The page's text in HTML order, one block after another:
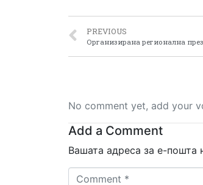
PREVIOUS
No comment yet, add your
Add a Comment
Вашата адреса за е-пошта
Comment